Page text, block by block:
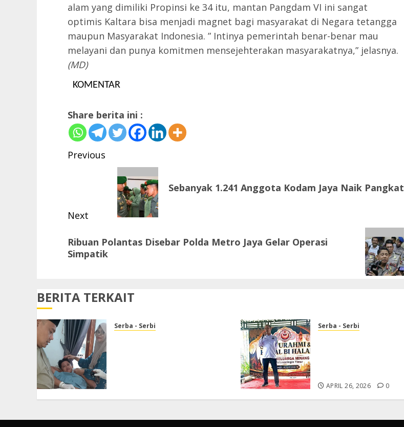
alam yang dimiliki Propinsi ke 34 itu, mantan Pangdam VI ini sangat
optimis Kaltara bisa menjadi magnet bagi masyarakat di Negara tetangga
maupun Masyarakat Indonesia. ” Intinya pemerintah benar-benar mau
melayani dan punya komitmen mensejehterakan masyarakatnya,” jelasnya.
(MD)
KOMENTAR
Share berita ini :
Post
navigation
Previous
Sebanyak 1.241 Anggota Kodam Jaya Naik Pangkat
Next
post:
Ribuan Polantas Disebar Polda Metro Jaya Gelar Operasi
Simpatik
BERITA TERKAIT
Serba - Serbi Serba - Serbi
APRIL 26, 2026 0